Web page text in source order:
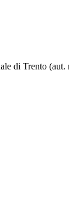
di Trento